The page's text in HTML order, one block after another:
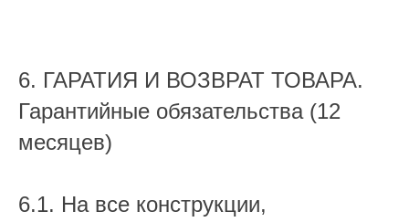
6. ГАРАТИЯ И ВОЗВРАТ ТОВАРА.
Гарантийные обязательства (12
месяцев)
6.1. На все конструкции,